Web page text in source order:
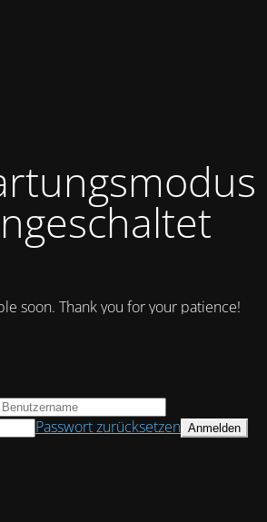
soon. Thank you for your patience!
Passwort zurücksetzen